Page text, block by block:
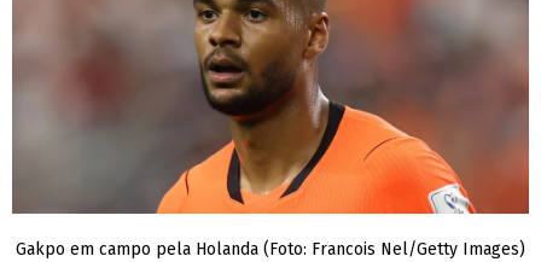
Gakpo em campo pela Holanda (Foto: Francois Nel/Getty Images)